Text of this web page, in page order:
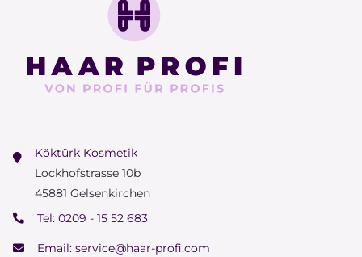
Köktürk Kosmetik
Lockhofstrasse 10b
45881 Gelsenkirchen
Tel: 0209 - 15 52 683
Email: service@haar-profi.com